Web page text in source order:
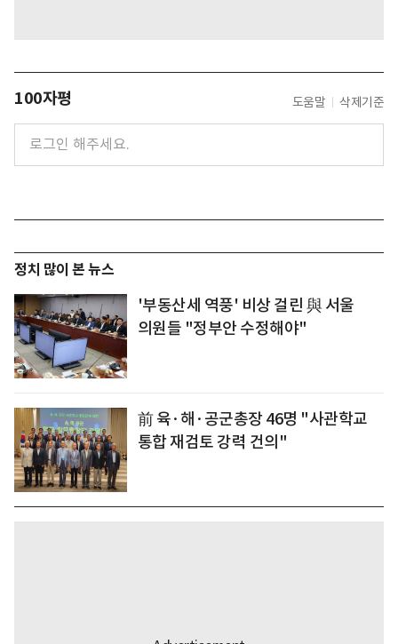
100자평 도움말 삭제기준
정치 많이 본 뉴스
'부동산세 역풍' 비상 걸린 與 서울
의원들 "정부안 수정해야"
前 육·해·공군총장 46명 "사관학교
통합 재검토 강력 건의"